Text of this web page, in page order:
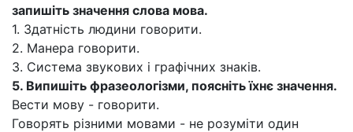
запишіть значення слова мова.
1. Здатність людини говорити.
2. Манера говорити.
3. Система звукових і графічних знаків.
5. Випишіть фразеологізми, поясніть їхнє значення.
Вести мову - говорити.
Говорять різними мовами - не розуміти один